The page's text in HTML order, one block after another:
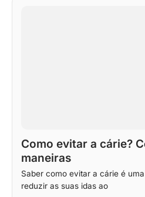
Como evitar a cárie?
maneiras
Saber como evitar a cárie é
reduzir as suas idas ao